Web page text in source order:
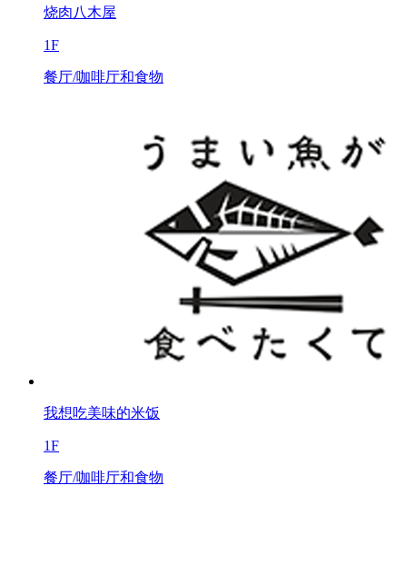
烧肉八木屋
1F
餐厅/咖啡厅和食物
我想吃美味的米饭
1F
餐厅/咖啡厅和食物